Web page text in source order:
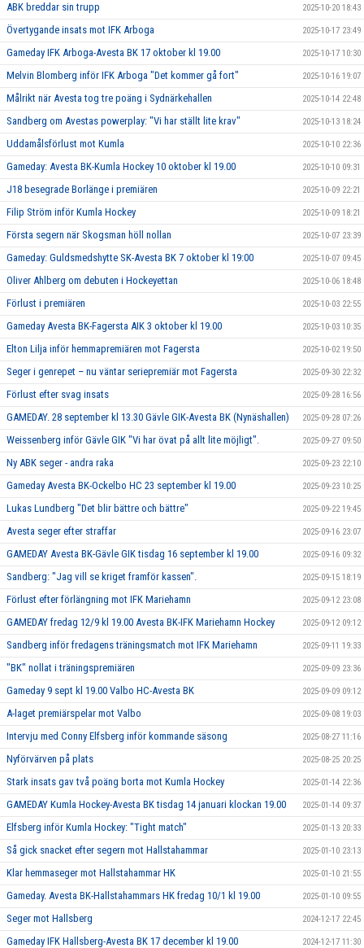
ABK breddar sin trupp 2025-10-20 18:43
Övertygande insats mot IFK Arboga 2025-10-17 23:49
Gameday IFK Arboga-Avesta BK 17 oktober kl 19.00 2025-10-17 10:30
Melvin Blomberg inför IFK Arboga "Det kommer gå fort" 2025-10-16 19:07
Målrikt när Avesta tog tre poäng i Sydnärkehallen 2025-10-14 22:48
Sandberg om Avestas powerplay: "Vi har ställt lite krav" 2025-10-13 18:24
Uddamålsförlust mot Kumla 2025-10-10 22:36
Gameday: Avesta BK-Kumla Hockey 10 oktober kl 19.00 2025-10-10 09:31
J18 besegrade Borlänge i premiären 2025-10-09 22:21
Filip Ström inför Kumla Hockey 2025-10-09 18:21
Första segern när Skogsman höll nollan 2025-10-07 23:39
Gameday: Guldsmedshytte SK-Avesta BK 7 oktober kl 19:00 2025-10-07 09:45
Oliver Ahlberg om debuten i Hockeyettan 2025-10-06 18:48
Förlust i premiären 2025-10-03 22:55
Gameday Avesta BK-Fagersta AIK 3 oktober kl 19.00 2025-10-03 10:35
Elton Lilja inför hemmapremiären mot Fagersta 2025-10-02 19:50
Seger i genrepet – nu väntar seriepremiär mot Fagersta 2025-09-30 22:32
Förlust efter svag insats 2025-09-28 16:56
GAMEDAY. 28 september kl 13.30 Gävle GIK-Avesta BK (Nynäshallen) 2025-09-28 07:26
Weissenberg inför Gävle GIK "Vi har övat på allt lite möjligt". 2025-09-27 09:50
Ny ABK seger - andra raka 2025-09-23 22:10
Gameday Avesta BK-Ockelbo HC 23 september kl 19.00 2025-09-23 10:25
Lukas Lundberg "Det blir bättre och bättre" 2025-09-22 19:45
Avesta seger efter straffar 2025-09-16 23:07
GAMEDAY Avesta BK-Gävle GIK tisdag 16 september kl 19.00 2025-09-16 09:32
Sandberg: "Jag vill se kriget framför kassen". 2025-09-15 18:19
Förlust efter förlängning mot IFK Mariehamn 2025-09-12 23:08
GAMEDAY fredag 12/9 kl 19.00 Avesta BK-IFK Mariehamn Hockey 2025-09-12 09:12
Sandberg inför fredagens träningsmatch mot IFK Mariehamn 2025-09-11 19:33
"BK" nollat i träningspremiären 2025-09-09 23:36
Gameday 9 sept kl 19.00 Valbo HC-Avesta BK 2025-09-09 09:12
A-laget premiärspelar mot Valbo 2025-09-08 19:03
Intervju med Conny Elfsberg inför kommande säsong 2025-08-27 11:16
Nyförvärven på plats 2025-08-25 20:25
Stark insats gav två poäng borta mot Kumla Hockey 2025-01-14 22:36
GAMEDAY Kumla Hockey-Avesta BK tisdag 14 januari klockan 19.00 2025-01-14 09:37
Elfsberg inför Kumla Hockey: "Tight match" 2025-01-13 20:33
Så gick snacket efter segern mot Hallstahammar 2025-01-10 23:13
Klar hemmaseger mot Hallstahammar HK 2025-01-10 21:55
Gameday. Avesta BK-Hallstahammars HK fredag 10/1 kl 19.00 2025-01-10 09:55
Seger mot Hallsberg 2024-12-17 22:45
Gameday IFK Hallsberg-Avesta BK 17 december kl 19.00 2024-12-17 11:30